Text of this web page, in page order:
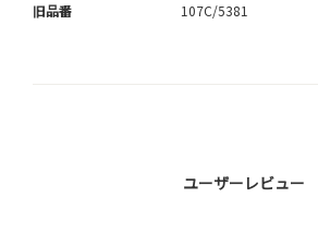
旧品番 107C/5381
ユーザーレビュー